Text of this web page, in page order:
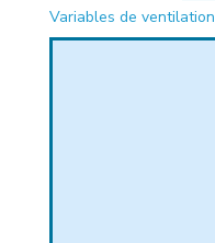
Variables de ventilation